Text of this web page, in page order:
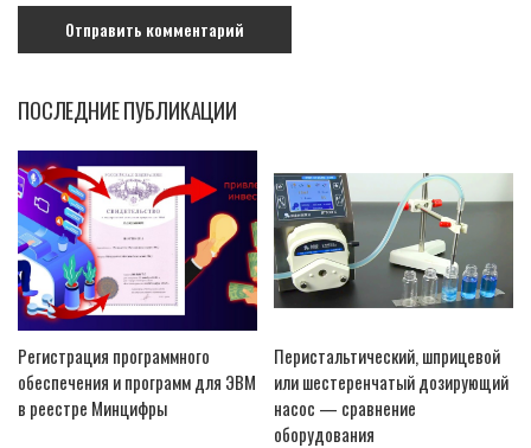
ПОСЛЕДНИЕ ПУБЛИКАЦИИ
Регистрация программного
обеспечения и программ для ЭВМ
в реестре Минцифры
Перистальтический, шприцевой
или шестеренчатый дозирующий
насос — сравнение
оборудования